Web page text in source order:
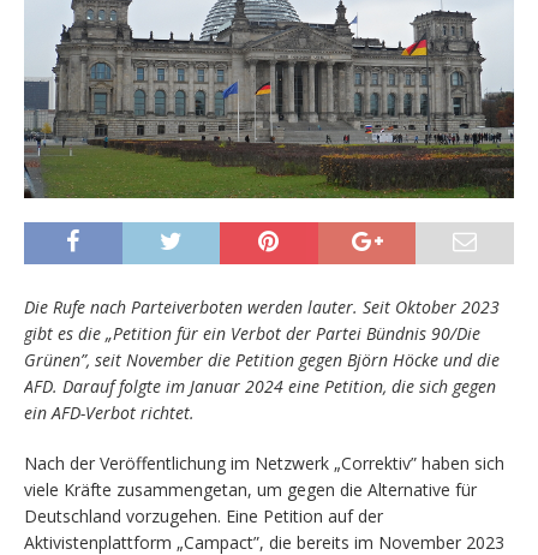
Die Rufe nach Parteiverboten werden lauter. Seit Oktober 2023
gibt es die „Petition für ein Verbot der Partei Bündnis 90/Die
Grünen”, seit November die Petition gegen Björn Höcke und die
AFD. Darauf folgte im Januar 2024 eine Petition, die sich gegen
ein AFD-Verbot richtet.
Nach der Veröffentlichung im Netzwerk „Correktiv” haben sich
viele Kräfte zusammengetan, um gegen die Alternative für
Deutschland vorzugehen. Eine Petition auf der
Aktivistenplattform „Campact”, die bereits im November 2023